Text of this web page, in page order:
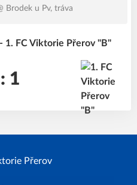
Brodek u Pv, tráva
1. FC Viktorie Přerov "B"
1